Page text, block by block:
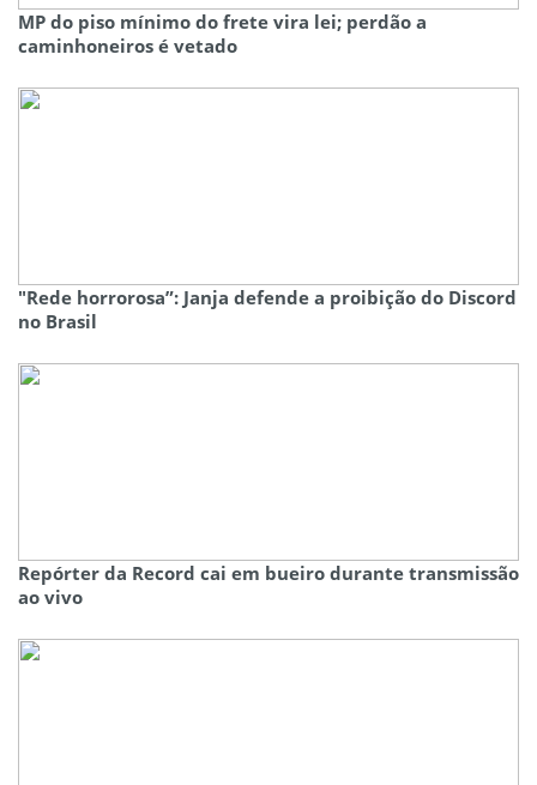
MP do piso mínimo do frete vira lei; perdão a
caminhoneiros é vetado
"Rede horrorosa”: Janja defende a proibição do Discord
no Brasil
Repórter da Record cai em bueiro durante transmissão
ao vivo